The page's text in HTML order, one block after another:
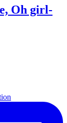
Oh girl-